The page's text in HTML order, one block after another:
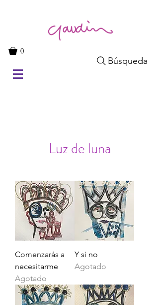
0
Búsqueda
Luz de luna
Comenzarás a
necesitarme
Agotado
Y si no
Agotado